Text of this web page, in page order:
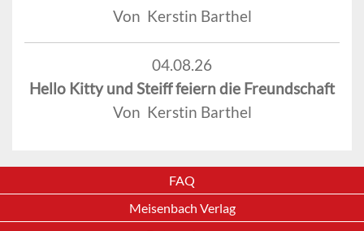
Von Kerstin Barthel
04.08.26
Hello Kitty und Steiff feiern die Freundschaft
Von Kerstin Barthel
FAQ
Meisenbach Verlag